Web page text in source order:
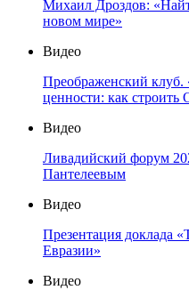
Михаил Дроздов:
новом мире»
Видео
Преображенский клуб.
ценности: как строить
Видео
Ливадийский форум
Пантелеевым
Видео
Презентация доклада
Евразии»
Видео